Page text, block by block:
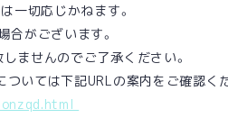
一切応じかねます。
合がございます。
ませんのでご了承ください。
いては下記URLの案内をご確認く